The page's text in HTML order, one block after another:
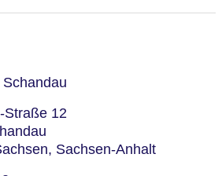
Straße 12
Sachsen-Anhalt